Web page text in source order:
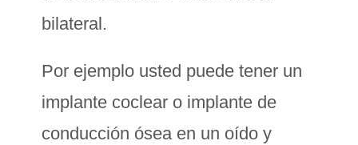
bilateral.
Por ejemplo usted puede tener un
implante coclear o implante de
conducción ósea en un oído y